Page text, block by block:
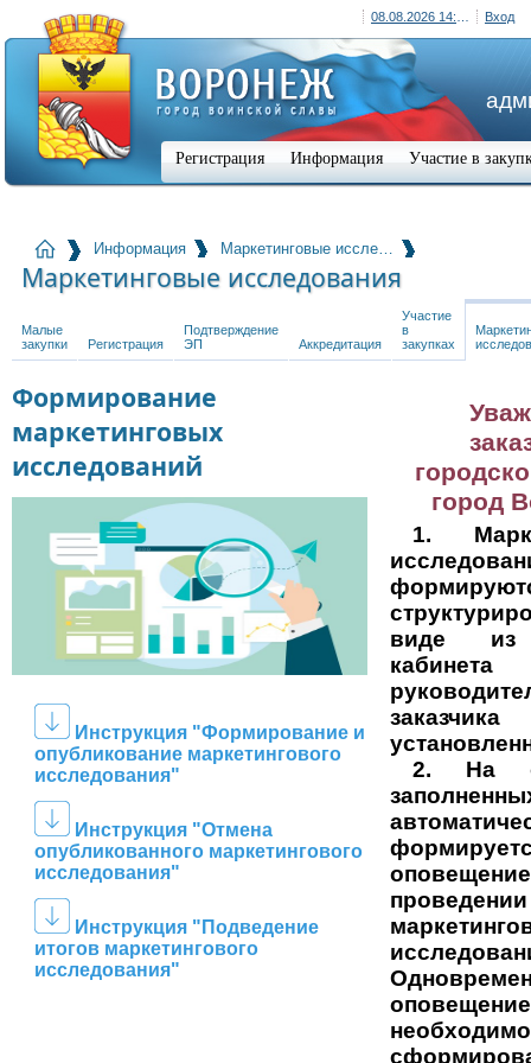
Вход
Регистрация Информация Участие в
Информация Маркетинговые иссле…
Маркетинговые исследования
Малые
закупки
Регистрация
Подтверждение
ЭП
Аккредитация
Участие
в
закупках
Формирование
маркетинговых
исследований
Инструкция "Формирование и
опубликование маркетингового
исследования"
Инструкция "Отмена
опубликованного маркетингового
исследования"
Инструкция "Подведение
итогов маркетингового
исследования"
город
1.
виде из
кабинета
2. На
проведении
необходимо